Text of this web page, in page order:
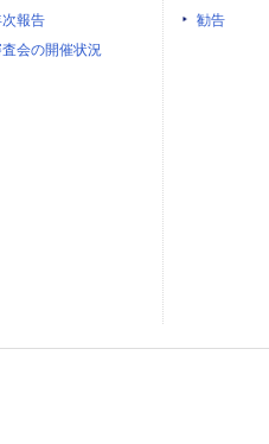
報告
会の開催状況
勧告